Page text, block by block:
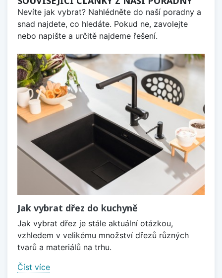
Nevíte jak vybrat? Nahlédněte do naší poradny a
snad najdete, co hledáte. Pokud ne, zavolejte
nebo napište a určitě najdeme řešení.
Jak vybrat dřez do kuchyně
Jak vybrat dřez je stále aktuální otázkou,
vzhledem v velikému množství dřezů různých
tvarů a materiálů na trhu.
Číst více